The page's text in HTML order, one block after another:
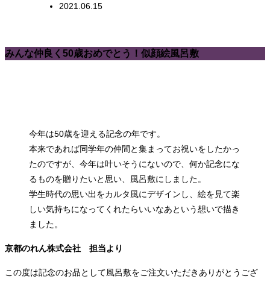
2021.06.15
みんな仲良く50歳おめでとう！似顔絵風呂敷
今年は50歳を迎える記念の年です。
本来であれば同学年の仲間と集まってお祝いをしたかっ
たのですが、今年は叶いそうにないので、何か記念にな
るものを贈りたいと思い、風呂敷にしました。
学生時代の思い出をカルタ風にデザインし、絵を見て楽
しい気持ちになってくれたらいいなあという想いで描き
ました。
京都のれん株式会社 担当より
この度は記念のお品として風呂敷をご注文いただきありがとうござ